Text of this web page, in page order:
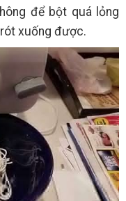
để bột quá lỏng
xuống được.